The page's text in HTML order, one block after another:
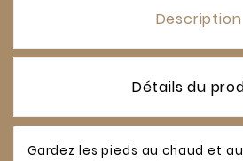
Description
Détails du
Gardez les pieds au chaud et